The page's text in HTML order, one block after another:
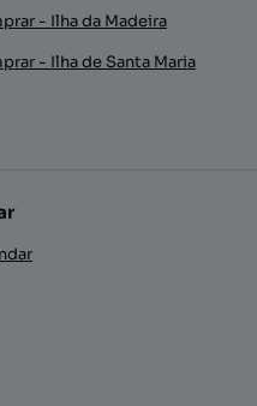
- Ilha da Madeira
- Ilha de Santa Maria